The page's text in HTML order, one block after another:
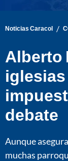
Noticias Caracol /
Alberto
debate
Aunque
muchas